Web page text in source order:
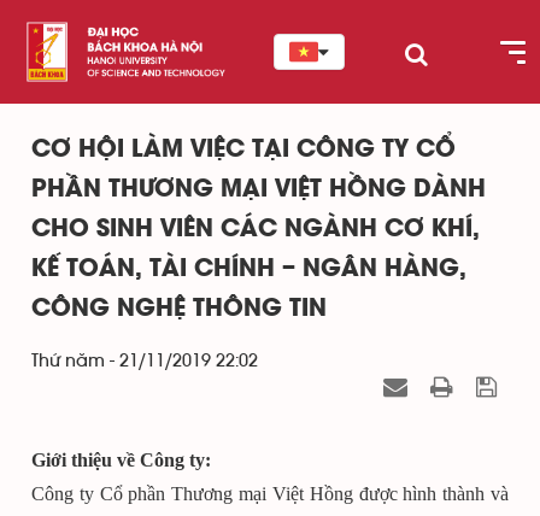
CƠ HỘI LÀM VIỆC TẠI CÔNG TY CỔ
PHẦN THƯƠNG MẠI VIỆT HỒNG DÀNH
CHO SINH VIÊN CÁC NGÀNH CƠ KHÍ,
KẾ TOÁN, TÀI CHÍNH – NGÂN HÀNG,
CÔNG NGHỆ THÔNG TIN
Thứ năm - 21/11/2019 22:02
Giới thiệu về Công ty:
Công ty Cổ phần Thương mại Việt Hồng được hình thành và